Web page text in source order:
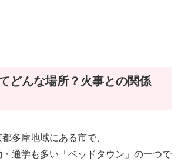
どんな場所？火事との関係
多摩地域にある市で、
通学も多い「ベッドタウン」の一つで